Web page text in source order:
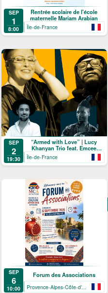
SEP
1
8:00
Rentrée scolaire de l'école
maternelle Mariam Arabian
Île-de-France
SEP
2
19:30
“Armed with Love” | Lucy
Khanyan Trio feat. Emcee
Agora | CD Release
Île-de-France
SEP
6
10:00
Forum des Associations
Provence-Alpes-Côte-d’Azur